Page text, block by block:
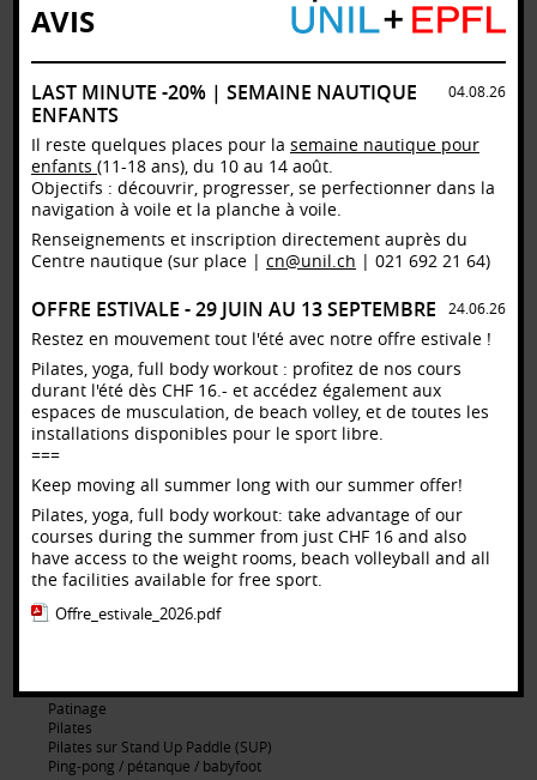
H
Hapkido
Hip-Hop
Hockey sur gazon
Hockey sur glace
I
Indoor Cycling
J
Judo
K
Karaté
Kick-boxing
L
Lindy Hop
Location de casier
Low Pressure Fitness (LPF)
M
Massage (Cours)
Mindfulness
Musculation
Musculation connectée
N
Natation
Netball
P
Parkour
Patinage
Pilates
Pilates sur Stand Up Paddle (SUP)
Ping-pong / pétanque / babyfoot
AVIS
04.08.26
LAST MINUTE -20% | SEMAINE NAUTIQUE
ENFANTS
Il reste quelques places pour la semaine nautique pour
enfants (11-18 ans), du 10 au 14 août.
Objectifs : découvrir, progresser, se perfectionner dans la
navigation à voile et la planche à voile.
Renseignements et inscription directement auprès du
Centre nautique (sur place | cn@unil.ch | 021 692 21 64)
24.06.26
OFFRE ESTIVALE - 29 JUIN AU 13 SEPTEMBRE
Restez en mouvement tout l'été avec notre offre estivale !
Pilates, yoga, full body workout : profitez de nos cours
durant l'été dès CHF 16.- et accédez également aux
espaces de musculation, de beach volley, et de toutes les
installations disponibles pour le sport libre.
===
Keep moving all summer long with our summer offer!
Pilates, yoga, full body workout: take advantage of our
courses during the summer from just CHF 16 and also
have access to the weight rooms, beach volleyball and all
the facilities available for free sport.
Offre_estivale_2026.pdf